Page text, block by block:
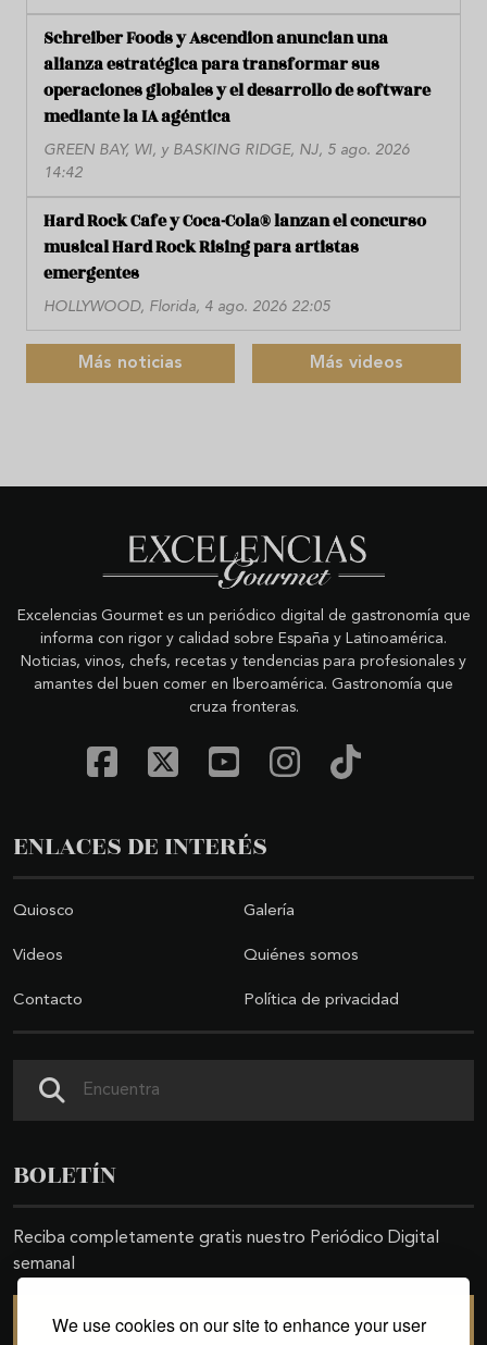
We use cookies on our site to enhance your user
Schreiber Foods y Ascendion anuncian una
alianza estratégica para transformar sus
operaciones globales y el desarrollo de software
mediante la IA agéntica
GREEN BAY, WI, y BASKING RIDGE, NJ, 5 ago. 2026
14:42
Hard Rock Cafe y Coca-Cola® lanzan el concurso
musical Hard Rock Rising para artistas
emergentes
HOLLYWOOD, Florida, 4 ago. 2026 22:05
Más noticias Más videos
Excelencias Gourmet es un periódico digital de gastronomía que
informa con rigor y calidad sobre España y Latinoamérica.
Noticias, vinos, chefs, recetas y tendencias para profesionales y
amantes del buen comer en Iberoamérica. Gastronomía que
cruza fronteras.
ENLACES DE INTERÉS
Quiosco Galería
Videos Quiénes somos
Contacto Política de privacidad
BOLETÍN
Reciba completamente gratis nuestro Periódico Digital
semanal
SUSCRIBIRSE